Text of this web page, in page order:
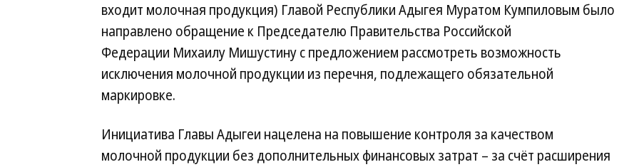
входит молочная продукция) Главой Республики Адыгея Муратом Кумпиловым было
направлено обращение к Председателю Правительства Российской
Федерации Михаилу Мишустину с предложением рассмотреть возможность
исключения молочной продукции из перечня, подлежащего обязательной
маркировке.
Инициатива Главы Адыгеи нацелена на повышение контроля за качеством
молочной продукции без дополнительных финансовых затрат – за счёт расширения